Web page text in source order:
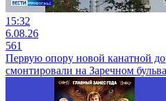
15:32
6.08.26
561
Первую опору новой канатной
смонтировали на Заречном